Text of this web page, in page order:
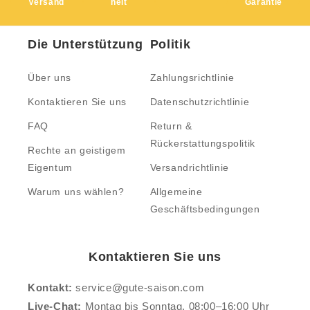
Die Unterstützung
Über uns
Kontaktieren Sie uns
FAQ
Rechte an geistigem
Eigentum
Warum uns wählen?
Politik
Zahlungsrichtlinie
Datenschutzrichtlinie
Return &
Rückerstattungspolitik
Versandrichtlinie
Allgemeine
Geschäftsbedingungen
Kontaktieren Sie uns
Kontakt: service@gute-saison.com
Live-Chat: Montag bis Sonntag, 08:00–16:00 Uhr